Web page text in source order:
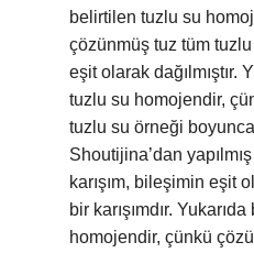
belirtilen tuzlu su
çözünmüş tuz tüm
eşit olarak dağılmıştır.
tuzlu su homojendir,
tuzlu su örneği
Shoutijina’dan
karışım, bileşimin eşit
bir karışımdır.
homojendir, çünkü